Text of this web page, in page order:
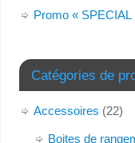
Promo «
Catégories de
Accessoires (22)
Boites de